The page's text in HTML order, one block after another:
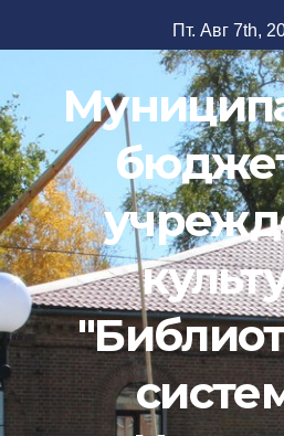
к
Пт. Авг 7th,